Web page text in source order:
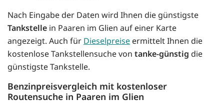
Nach Eingabe der Daten wird Ihnen die günstigste
Tankstelle in Paaren im Glien auf einer Karte
angezeigt. Auch für Dieselpreise ermittelt Ihnen die
kostenlose Tankstellensuche von tanke-günstig die
günstigste Tankstelle.
Benzinpreisvergleich mit kostenloser
Routensuche in Paaren im Glien